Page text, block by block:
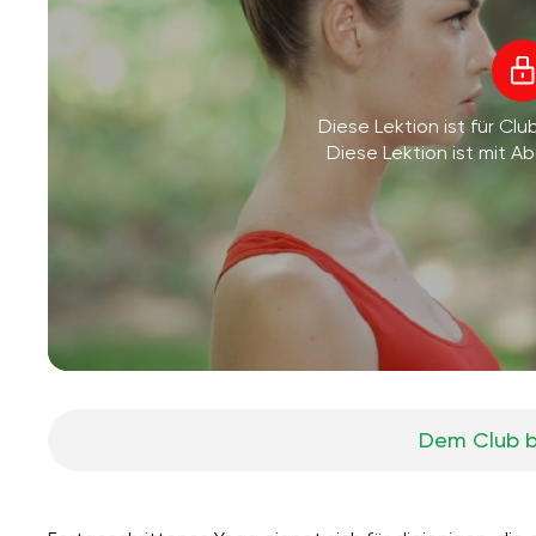
Diese Lektion ist für
Diese Lektion ist mit
Dem Club